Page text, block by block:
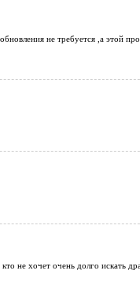
не требуется ,а этой
не хочет очень долго искать